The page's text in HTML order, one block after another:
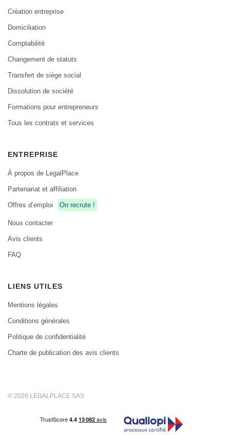
Création entreprise
Domiciliation
Comptabilité
Changement de statuts
Transfert de siège social
Dissolution de société
Formations pour entrepreneurs
Tous les contrats et services
ENTREPRISE
À propos de LegalPlace
Partenariat et affiliation
Offres d’emploi
On recrute !
Nous contacter
Avis clients
FAQ
LIENS UTILES
Mentions légales
Conditions générales
Politique de confidentialité
Charte de publication des avis clients
© 2026 LEGALPLACE SAS